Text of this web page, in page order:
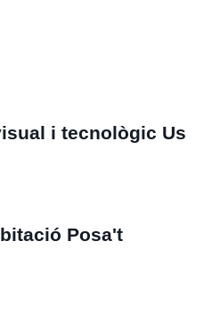
i tecnològic Us
Posa't